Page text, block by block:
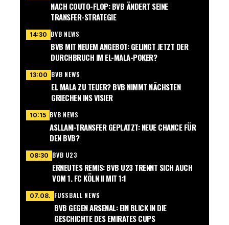
NACH COUTO-FLOP: BVB ÄNDERT SEINE
TRANSFER-STRATEGIE
14:30 BVB NEWS
BVB MIT NEUEM ANGEBOT: GELINGT JETZT DER
DURCHBRUCH IM EL-MALA-POKER?
13:00 BVB NEWS
EL MALA ZU TEUER? BVB NIMMT NÄCHSTEN
GRIECHEN INS VISIER
10:15 BVB NEWS
ASLLANI-TRANSFER GEPLATZT: NEUE CHANCE FÜR
DEN BVB?
08:30 BVB U23
ERNEUTES REMIS: BVB U23 TRENNT SICH AUCH
VOM 1. FC KÖLN II MIT 1:1
07.08. FUSSBALL NEWS
BVB GEGEN ARSENAL: EIN BLICK IN DIE
GESCHICHTE DES EMIRATES CUPS